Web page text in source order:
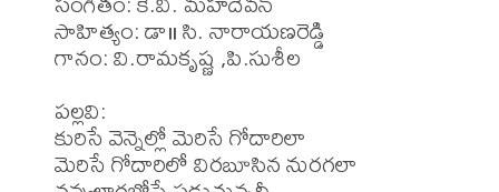
సాహిత్యం: డా॥ సి. నారాయణరెడ్డి
గానం: వి.రామకృష్ణ ,పి.సుశీల
పల్లవి:
కురిసే వెన్నెల్లో మెరిసే గోదారిలా
మెరిసే గోదారిలో విరబూసిన నురగలా